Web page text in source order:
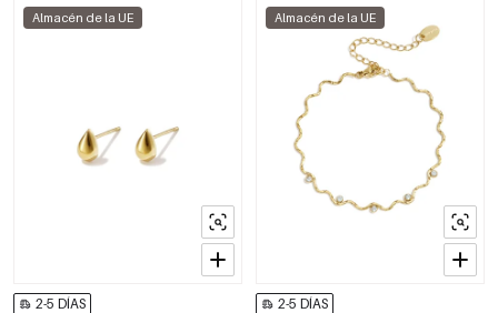
Almacén de la UE
2-5 DÍAS
Almacén de la UE
2-5 DÍAS